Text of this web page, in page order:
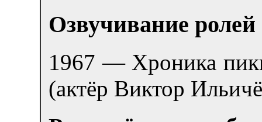
Озвучивание ролей
1967 — Хроника
(актёр Виктор